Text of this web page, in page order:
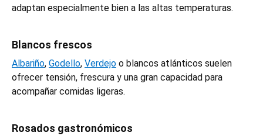
adaptan especialmente bien a las altas temperaturas.
Blancos frescos
Albariño, Godello, Verdejo o blancos atlánticos suelen
ofrecer tensión, frescura y una gran capacidad para
acompañar comidas ligeras.
Rosados gastronómicos